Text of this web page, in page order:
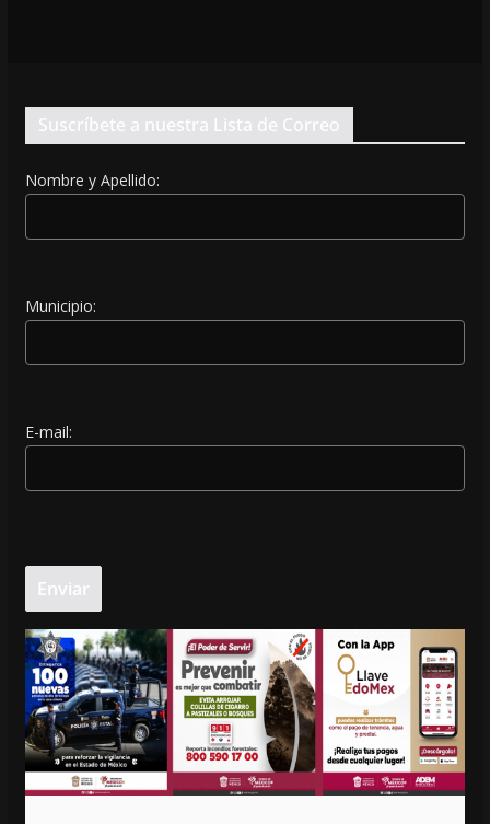
Suscríbete a nuestra Lista de Correo
Nombre y Apellido:
Municipio:
E-mail: